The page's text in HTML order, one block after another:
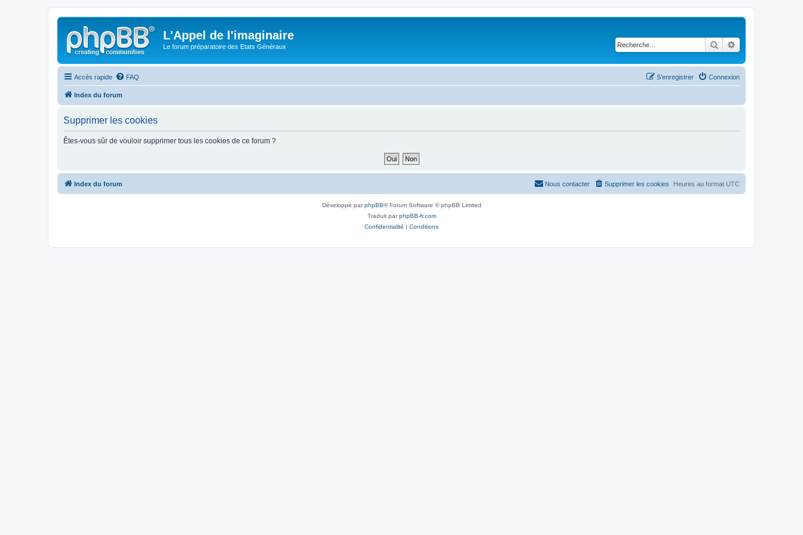
L'Appel de l'imaginaire
Le forum préparatoire des Etats Généraux Rechercher
Accès rapide FAQ Connexion
S’enregistrer
Index du forum
Supprimer les cookies
Êtes-vous sûr de vouloir supprimer tous les cookies de ce forum ?
Index du forum Heures au format UTC
Supprimer les cookies
Nous contacter
Développé parphpBB® Forum Software © phpBB Limited
Traduit parphpBB-fr.com
Confidentialité | Conditions